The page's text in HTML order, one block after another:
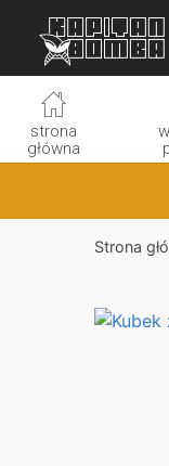
navigation
content
strona
główna
Strona